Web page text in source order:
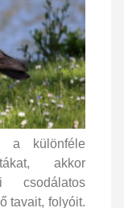
a különféle
akkor
csodálatos
tavait, folyóit.